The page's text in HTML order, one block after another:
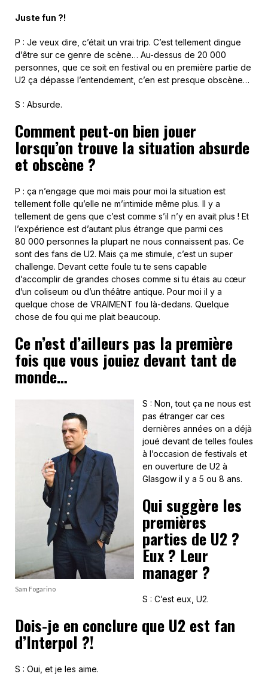
Juste fun ?!
P : Je veux dire, c’était un vrai trip. C’est tellement dingue
d’être sur ce genre de scène… Au-dessus de 20 000
personnes, que ce soit en festival ou en première partie de
U2 ça dépasse l’entendement, c’en est presque obscène…
S : Absurde.
Comment peut-on bien jouer
lorsqu’on trouve la situation absurde
et obscène ?
P : ça n’engage que moi mais pour moi la situation est
tellement folle qu’elle ne m’intimide même plus. Il y a
tellement de gens que c’est comme s’il n’y en avait plus ! Et
l’expérience est d’autant plus étrange que parmi ces
80 000 personnes la plupart ne nous connaissent pas. Ce
sont des fans de U2. Mais ça me stimule, c’est un super
challenge. Devant cette foule tu te sens capable
d’accomplir de grandes choses comme si tu étais au cœur
d’un coliseum ou d’un théâtre antique. Pour moi il y a
quelque chose de VRAIMENT fou là-dedans. Quelque
chose de fou qui me plait beaucoup.
Ce n’est d’ailleurs pas la première
fois que vous jouiez devant tant de
monde…
Sam Fogarino
S : Non, tout ça ne nous est
pas étranger car ces
dernières années on a déjà
joué devant de telles foules
à l’occasion de festivals et
en ouverture de U2 à
Glasgow il y a 5 ou 8 ans.
Qui suggère les
premières
parties de U2 ?
Eux ? Leur
manager ?
S : C’est eux, U2.
Dois-je en conclure que U2 est fan
d’Interpol ?!
S : Oui, et je les aime.